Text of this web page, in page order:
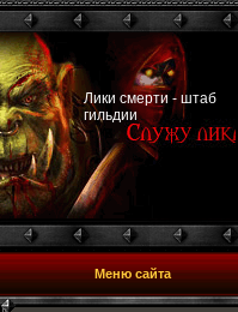
Лики смерти - штаб
гильдии
Меню сайта